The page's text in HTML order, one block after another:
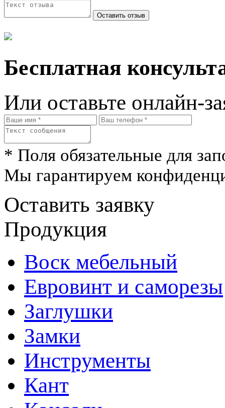
Бесплатная
Или оставьте онлайн-
* Поля обязательные для
Мы гарантируем
Оставить заявку
Продукция
Воск мебельный
Евровинт и саморезы
Заглушки
Замки
Инструменты
Кант